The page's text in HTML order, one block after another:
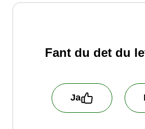
Fant du det du
Ja